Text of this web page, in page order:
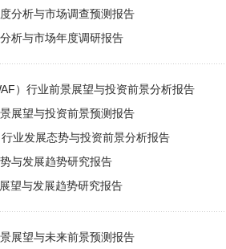
分析与市场调查预测报告
析与市场年度调研报告
）行业前景展望与投资前景分析报告
展望与投资前景预测报告
业发展态势与投资前景分析报告
与发展趋势研究报告
望与发展趋势研究报告
展望与未来前景预测报告